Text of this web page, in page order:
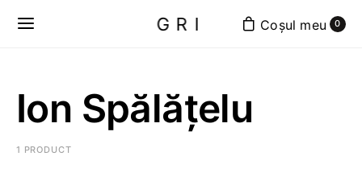
GRI 0
Ion Spălățelu
1 PRODUCT